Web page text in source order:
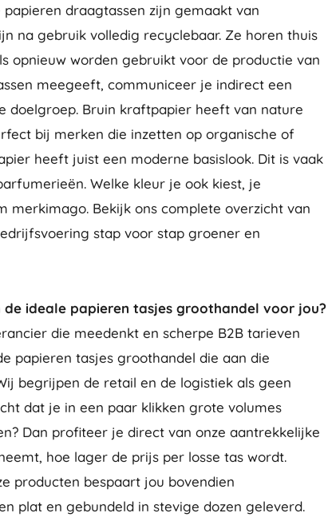
draagtassen zijn gemaakt van
na gebruik volledig recyclebaar. Ze horen thuis
opnieuw worden gebruikt voor de productie van
meegeeft, communiceer je indirect een
doelgroep. Bruin kraftpapier heeft van nature
bij merken die inzetten op organische of
heeft juist een moderne basislook. Dit is vaak
Welke kleur je ook kiest, je
merkimago. Bekijk ons complete overzicht van
stap voor stap groener en
ideale papieren tasjes groothandel voor jou?
die meedenkt en scherpe B2B tarieven
papieren tasjes groothandel die aan die
begrijpen de retail en de logistiek als geen
dat je in een paar klikken grote volumes
Dan profiteer je direct van onze aantrekkelijke
hoe lager de prijs per losse tas wordt.
producten bespaart jou bovendien
plat en gebundeld in stevige dozen geleverd.